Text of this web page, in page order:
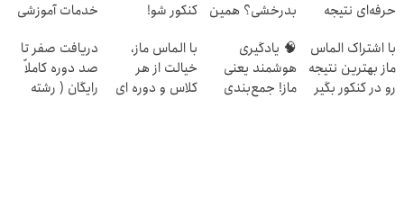
حرفه‌ای نتیجه
شو!
بدرخشی؟ همین
ماز رو شروع ک
کنکور شو!
خدمات آموزشی
با اشتراک الماس
ماز بهترین نتیجه
رو در کنکور بگیر
🧠 یادگیری
هوشمند یعنی
ماز! جمع‌بندی
با الماس ماز،
خیالت از هر
کلاس و دوره ای
دریافت صفر تا
صد دوره کاملاً
رایگان ( رشته